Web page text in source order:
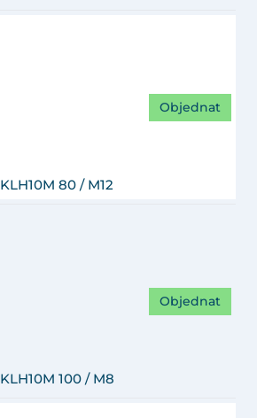
KLH10M 80 / M12
Objednat
KLH10M 100 / M8
Objednat